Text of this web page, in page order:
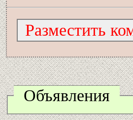
Объявления